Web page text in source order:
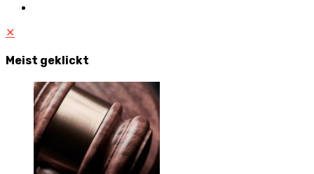
✕
Meist geklickt